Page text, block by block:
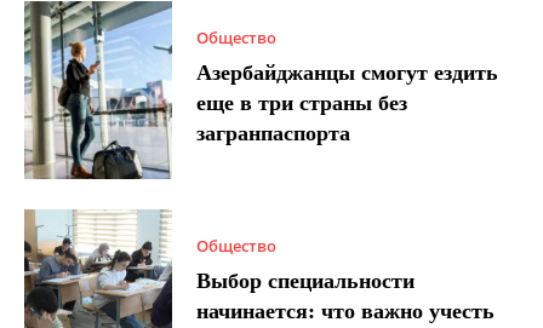
Общество
Азербайджанцы смогут ездить
еще в три страны без
загранпаспорта
Общество
Выбор специальности
начинается: что важно учесть